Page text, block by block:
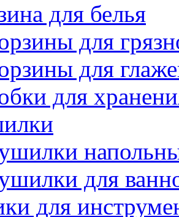
для белья
для
для
для
для
для